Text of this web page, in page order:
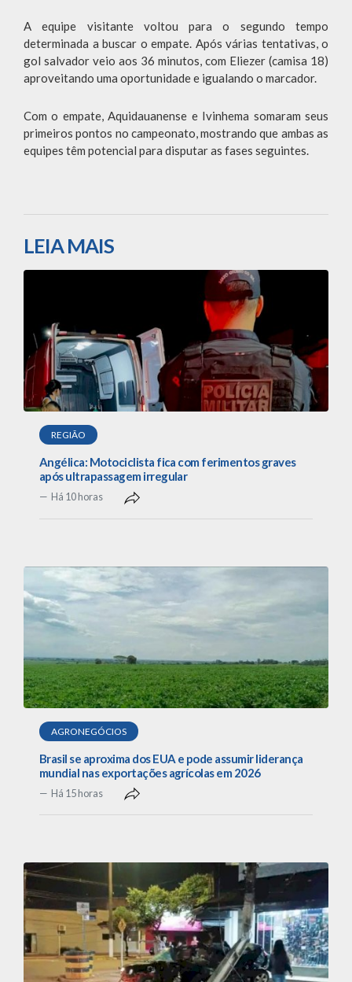
A equipe visitante voltou para o segundo tempo
determinada a buscar o empate. Após várias tentativas, o
gol salvador veio aos 36 minutos, com Eliezer (camisa 18)
aproveitando uma oportunidade e igualando o marcador.
Com o empate, Aquidauanense e Ivinhema somaram seus
primeiros pontos no campeonato, mostrando que ambas as
equipes têm potencial para disputar as fases seguintes.
LEIA MAIS
REGIÃO
Angélica: Motociclista fica com ferimentos graves
após ultrapassagem irregular
Há 10 horas
AGRONEGÓCIOS
Brasil se aproxima dos EUA e pode assumir liderança
mundial nas exportações agrícolas em 2026
Há 15 horas